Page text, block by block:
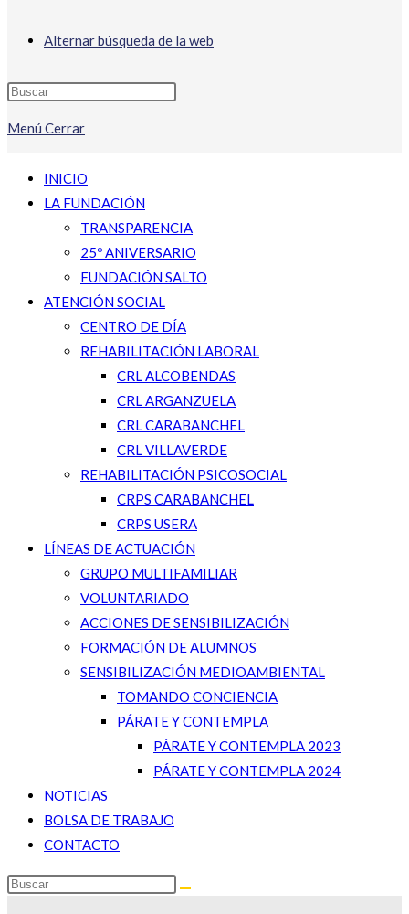
Alternar búsqueda de la web
Menú Cerrar
INICIO
LA FUNDACIÓN
TRANSPARENCIA
25º ANIVERSARIO
FUNDACIÓN SALTO
ATENCIÓN SOCIAL
CENTRO DE DÍA
REHABILITACIÓN LABORAL
CRL ALCOBENDAS
CRL ARGANZUELA
CRL CARABANCHEL
CRL VILLAVERDE
REHABILITACIÓN PSICOSOCIAL
CRPS CARABANCHEL
CRPS USERA
LÍNEAS DE ACTUACIÓN
GRUPO MULTIFAMILIAR
VOLUNTARIADO
ACCIONES DE SENSIBILIZACIÓN
FORMACIÓN DE ALUMNOS
SENSIBILIZACIÓN MEDIOAMBIENTAL
TOMANDO CONCIENCIA
PÁRATE Y CONTEMPLA
PÁRATE Y CONTEMPLA 2023
PÁRATE Y CONTEMPLA 2024
NOTICIAS
BOLSA DE TRABAJO
CONTACTO